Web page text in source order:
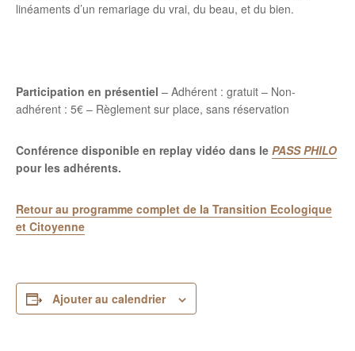
linéaments d’un remariage du vrai, du beau, et du bien.
Participation en présentiel – Adhérent : gratuit – Non-
adhérent : 5€ – Règlement sur place, sans réservation
Conférence disponible en replay vidéo dans le PASS PHILO
pour les adhérents.
Retour au programme complet de la Transition Ecologique
et Citoyenne
Ajouter au calendrier